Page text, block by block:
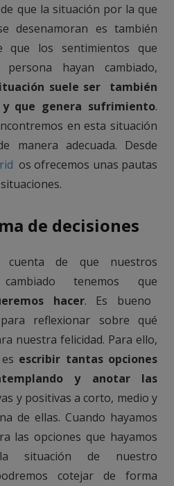
que la situación por la que
desenamoran es también
que los sentimientos que
hayan cambiado,
suele ser también
que genera sufrimiento.
en esta situación
manera adecuada. Desde
os ofrecemos unas pautas
de decisiones
cuenta de que nuestros
tenemos que
hacer. Es bueno
reflexionar sobre qué
nuestra felicidad. Para ello,
escribir tantas opciones
y anotar las
y positivas a corto, medio y
de ellas. Cuando hayamos
las opciones que hayamos
situación de nuestro
cotejar de forma